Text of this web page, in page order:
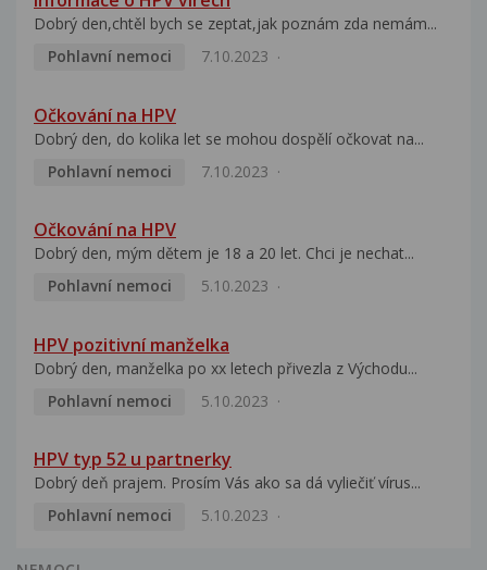
Dobrý den,chtěl bych se zeptat,jak poznám zda nemám...
Pohlavní nemoci
7.10.2023
Očkování na HPV
Dobrý den, do kolika let se mohou dospělí očkovat na...
Pohlavní nemoci
7.10.2023
Očkování na HPV
Dobrý den, mým dětem je 18 a 20 let. Chci je nechat...
Pohlavní nemoci
5.10.2023
HPV pozitivní manželka
Dobrý den, manželka po xx letech přivezla z Východu...
Pohlavní nemoci
5.10.2023
HPV typ 52 u partnerky
Dobrý deň prajem. Prosím Vás ako sa dá vyliečiť vírus...
Pohlavní nemoci
5.10.2023